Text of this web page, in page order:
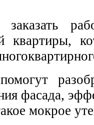
квартиры,
фасада,
мокрое